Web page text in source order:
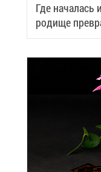
Где на­ча­лась
ро­ди­ще
че­ский центр